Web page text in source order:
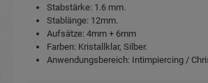
Stabstärke: 1.6 mm.
Stablänge: 12mm.
Aufsätze: 4mm + 6mm
Farben: Kristallklar, Silber.
Anwendungsbereich: Intimpiercing /